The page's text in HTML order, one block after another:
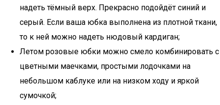
надеть тёмный верх. Прекрасно подойдёт синий и
серый. Если ваша юбка выполнена из плотной ткани,
то к ней можно надеть нюдовый кардиган;
Летом розовые юбки можно смело комбинировать с
цветными маечками, простыми лодочками на
небольшом каблуке или на низком ходу и яркой
сумочкой;